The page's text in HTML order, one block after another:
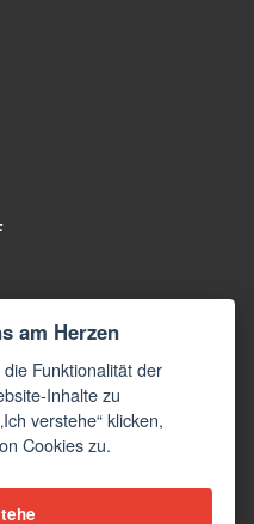
am Herzen
Funktionalität der
Inhalte zu
verstehe“ klicken,
Cookies zu.